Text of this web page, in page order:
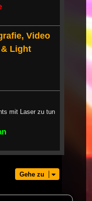
Video
Light
mit Laser zu tun
Gehe zu